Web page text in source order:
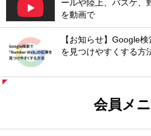
ールや陸上、バスケ、
を動画で
【お知らせ】Google
を見つけやすくする方
会員メ